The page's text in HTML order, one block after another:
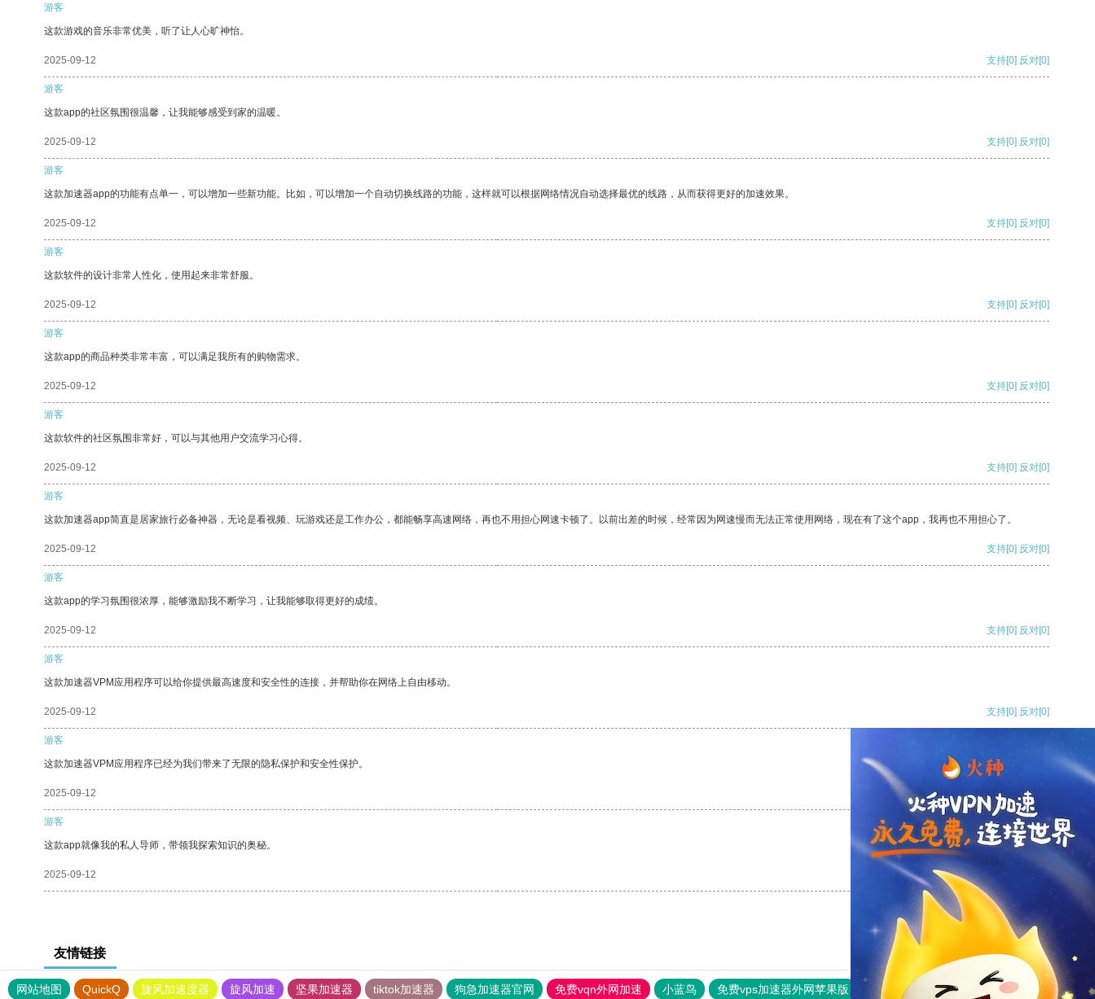
游客
这款游戏的音乐非常优美，听了让人心旷神怡。
2025-09-12 支持[0] 反对[0]
游客
这款app的社区氛围很温馨，让我能够感受到家的温暖。
2025-09-12 支持[0] 反对[0]
游客
这款加速器app的功能有点单一，可以增加一些新功能。比如，可以增加一个自动切换线路的功能，这样就可以根据网络情况自动选择最优的线路，从而获得更好的加速效果。
2025-09-12 支持[0] 反对[0]
游客
这款软件的设计非常人性化，使用起来非常舒服。
2025-09-12 支持[0] 反对[0]
游客
这款app的商品种类非常丰富，可以满足我所有的购物需求。
2025-09-12 支持[0] 反对[0]
游客
这款软件的社区氛围非常好，可以与其他用户交流学习心得。
2025-09-12 支持[0] 反对[0]
游客
这款加速器app简直是居家旅行必备神器，无论是看视频、玩游戏还是工作办公，都能畅享高速网络，再也不用担心网速卡顿了。以前出差的时候，经常因为网速慢而无法正常使用网络，现在有了这个app，我再也不用担心了。
2025-09-12 支持[0] 反对[0]
游客
这款app的学习氛围很浓厚，能够激励我不断学习，让我能够取得更好的成绩。
2025-09-12 支持[0] 反对[0]
游客
这款加速器VPM应用程序可以给你提供最高速度和安全性的连接，并帮助你在网络上自由移动。
2025-09-12 支持[0] 反对[0]
游客
这款加速器VPM应用程序已经为我们带来了无限的隐私保护和安全性保护。
2025-09-12 支持 反对
游客
这款app就像我的私人导师，带领我探索知识的奥秘。
2025-09-12 [0]
友情链接
网站地图 QuickQ 旋风加速度器 旋风加速 坚果加速器 tiktok加速器 狗急加速器官网 免费vqn外网加速 小蓝鸟 免费vps加速器外网苹果版 旋风加速度器 快连加速器